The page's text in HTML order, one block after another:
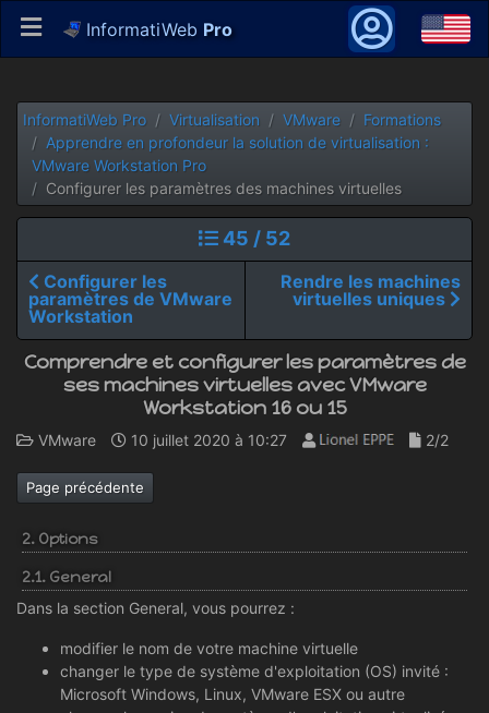
InformatiWeb Pro
InformatiWeb Pro Virtualisation VMware
Formations
Apprendre en profondeur la solution de virtualisation :
VMware Workstation Pro
Configurer les paramètres des machines virtuelles
45 / 52
Configurer les
paramètres de VMware
Workstation
Rendre les machines
virtuelles uniques
Comprendre et configurer les paramètres de
ses machines virtuelles avec VMware
Workstation 16 ou 15
VMware 10 juillet 2020 à 10:27 2/2
Page précédente
2. Options
2.1. General
Dans la section General, vous pourrez :
modifier le nom de votre machine virtuelle
changer le type de système d'exploitation (OS) invité :
Microsoft Windows, Linux, VMware ESX ou autre